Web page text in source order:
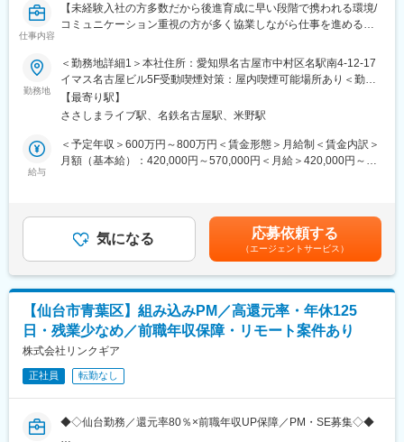
す。
進めていきたい方が多いです。
今後エンジニア事業を当社の主軸事業にしていくため、組織体制
の強化や
お客様先での体制化・自社請負を目指しています。拡大のため今
後も未経験の方の採用も継続して進めていく予定です。
◆当社の魅力：
◎技術スキルだけではなくヒューマンスキルを成長できる環境◎
いただき開発サポート進めていただく役割を期待しています。技
術成長だけではなく、技術伝達やマネジメント能力などヒューマ
ンスキルも成長できる環境です。
◎手を動かし続けられる環境◎
エンジニアとして設計～テストまでの工程をお任せする案件が主
流となっているためマネジメントだけではなくご自身でも手を動
かしつつ生涯エンジニアとしてご活躍いただける環境です。
手を動かすことはやめないながらもマネジメントや後進育成に努
めていきたい方にフィットする環境です
仕事内容
【未経験入社の方多数だから後進育成に早い段階で携われる環境/
コミュニケーション重視の方が多く協業しながら仕事を進めるこ
◆業務内容：
ご入社後組み込みエンジニアとして主に要件定義～評価までの開
発工程を幅広くお任せしていく予定です。
◆アサイン方法：
入社前の面接や入社後の面談にてあなたのやりたいことや将来目
ート業務も行っていただく想定です。
り上流で仕事をしていきたい」「後輩のメンバーの面倒を見た
い」な方向性などのすり合わせを実施します。
◆社内の組織体制：
現在エンジニアが15名ほどの組織となっています。
20代の方が10名以上となっており和気あいあいとした組織です。
未経験からも多数ご入社しているため、エンジニアっぽい雰囲気
というよりかは周りの人とコミュニケーションを取りつつ仕事を
進めていきたい方が多いです。
勤務地
＜勤務地詳細1＞本社住所：愛知県名古屋市中村区名駅南4-12-17
イマス名古屋ビル5F受動喫煙対策：屋内喫煙可能場所あり＜勤務
地詳細2＞名古屋市のお客様先住所：愛知県名古屋市 受動喫煙対
策：屋内喫煙可能場所あり
【最寄り駅】
ささしまライブ駅、名鉄名古屋駅、米野駅
給与
＜予定年収＞600万円～800万円＜賃金形態＞月給制＜賃金内訳＞
月額（基本給）：420,000円～570,000円＜月給＞420,000円～
下する可能性があります。月給(月額)は固定手当を含めた表記で
す。
気になる 応募依頼する
（エージェントサービス）
【仙台市青葉区】組み込みPM／高還元率・年休125
日・残業少なめ／前職年収保障・リモート案件あり
株式会社リンクギア
正社員 転勤なし
◆◇仙台勤務／還元率80％×前職年収UP保障／PM・SE募集◇◆